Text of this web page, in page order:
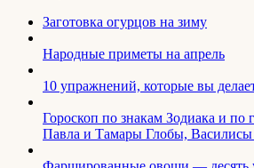
Заготовка огурцов на зиму
Народные приметы на апрель
10 упражнений, которые вы
Гороскоп по знакам Зодиака и по
Павла и Тамары Глобы,